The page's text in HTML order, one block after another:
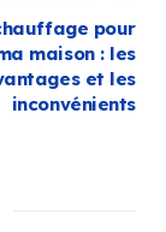
pour
maison : les
et les
inconvénients